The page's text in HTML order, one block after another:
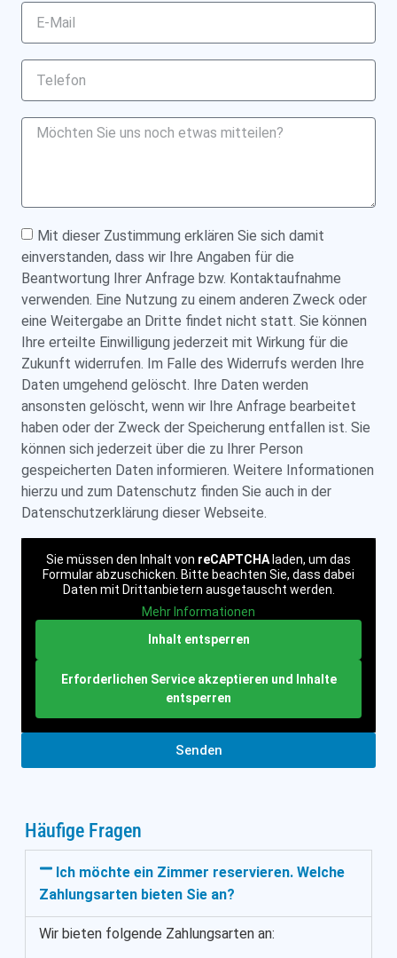
Mit dieser Zustimmung erklären Sie sich damit
einverstanden, dass wir Ihre Angaben für die
Beantwortung Ihrer Anfrage bzw. Kontaktaufnahme
verwenden. Eine Nutzung zu einem anderen Zweck oder
eine Weitergabe an Dritte findet nicht statt. Sie können
Ihre erteilte Einwilligung jederzeit mit Wirkung für die
Zukunft widerrufen. Im Falle des Widerrufs werden Ihre
Daten umgehend gelöscht. Ihre Daten werden
ansonsten gelöscht, wenn wir Ihre Anfrage bearbeitet
haben oder der Zweck der Speicherung entfallen ist. Sie
können sich jederzeit über die zu Ihrer Person
gespeicherten Daten informieren. Weitere Informationen
hierzu und zum Datenschutz finden Sie auch in der
Datenschutzerklärung dieser Webseite.
Sie müssen den Inhalt von reCAPTCHAladen, um das
Formular abzuschicken. Bitte beachten Sie, dass dabei
Daten mit Drittanbietern ausgetauscht werden.
Mehr Informationen
Inhalt entsperren
Erforderlichen Service akzeptieren und Inhalte
entsperren
Senden
Häufige Fragen
Ich möchte ein Zimmer reservieren. Welche
Zahlungsarten bieten Sie an?
Wir bieten folgende Zahlungsarten an: